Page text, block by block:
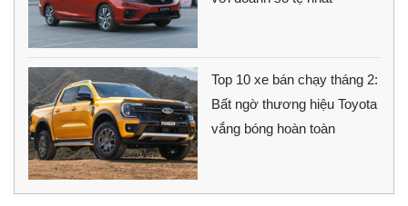
Top 10 xe bán chạy tháng 2:
Bất ngờ thương hiệu Toyota
vắng bóng hoàn toàn